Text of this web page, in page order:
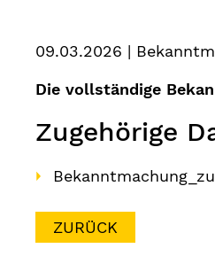
09.03.2026 |
Die vollständige
Zugehörige
ZURÜCK